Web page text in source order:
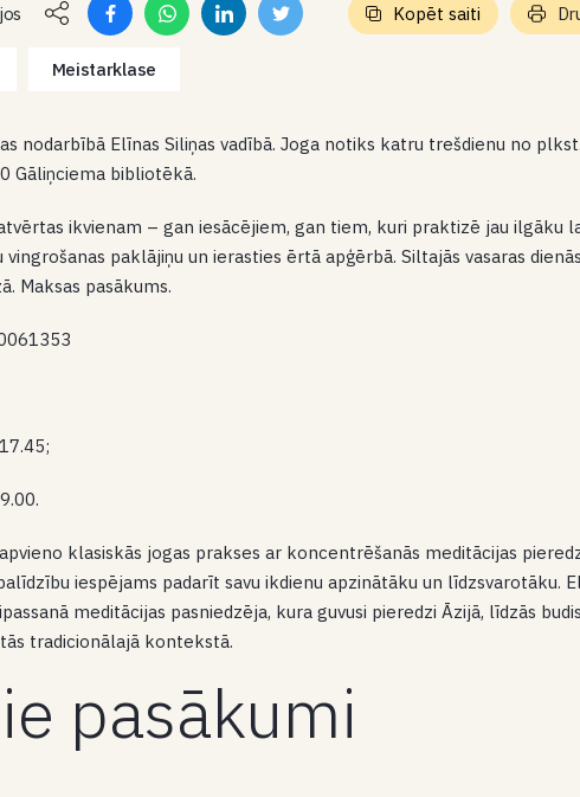
Kopēt saiti
Meistarklase
nodarbībā Elīnas Siliņas vadībā. Joga notiks katru trešdienu no
Gāliņciema bibliotēkā.
ikvienam – gan iesācējiem, gan tiem, kuri praktizē jau ilgāku
paklājiņu un ierasties ērtā apģērbā. Siltajās vasaras
Maksas pasākums.
klasiskās jogas prakses ar koncentrēšanās meditācijas
iespējams padarīt savu ikdienu apzinātāku un līdzsvarotāku.
meditācijas pasniedzēja, kura guvusi pieredzi Āzijā, līdzās
tradicionālajā kontekstā.
pasākumi